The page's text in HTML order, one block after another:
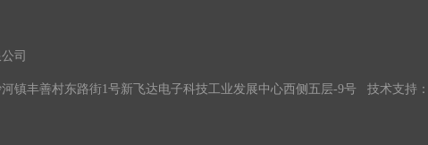
司
镇丰善村东路街1号新飞达电子科技工业发展中心西侧五层-9号 技术支持：